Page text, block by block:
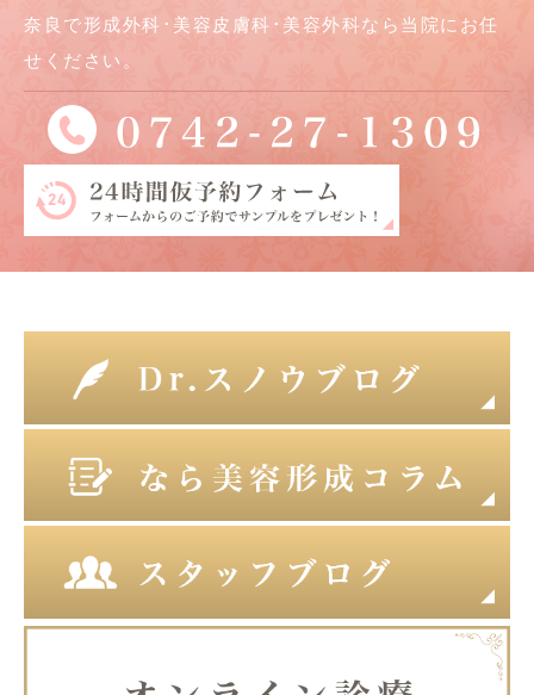
奈良で形成外科･美容皮膚科･美容外科なら当院にお任
せください。